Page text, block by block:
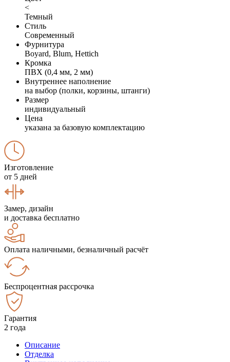
<
Темный
Стиль
Современный
Фурнитура
Boyard, Blum, Hettich
Кромка
ПВХ (0,4 мм, 2 мм)
Внутреннее наполнение
на выбор (полки, корзины, штанги)
Размер
индивидуальный
Цена
указана за базовую комплектацию
Изготовление
от 5 дней
Замер, дизайн
и доставка бесплатно
Оплата наличными, безналичный расчёт
Беспроцентная рассрочка
Гарантия
2 года
Описание
Отделка